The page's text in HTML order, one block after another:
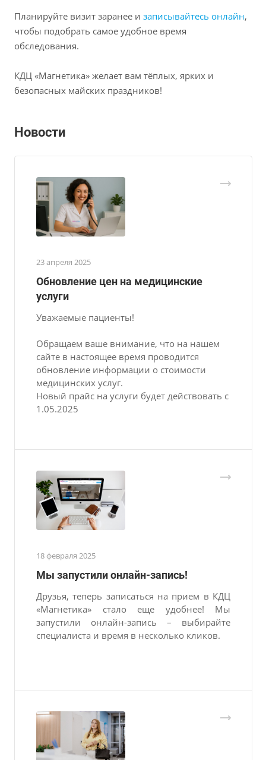
Планируйте визит заранее и записывайтесь онлайн,
чтобы подобрать самое удобное время
обследования.
КДЦ «Магнетика» желает вам тёплых, ярких и
безопасных майских праздников!
Новости
23 апреля 2025
Обновление цен на медицинские
услуги
Уважаемые пациенты!
Обращаем ваше внимание, что на нашем
сайте в настоящее время проводится
обновление информации о стоимости
медицинских услуг.
Новый прайс на услуги будет действовать с
1.05.2025
18 февраля 2025
Мы запустили онлайн-запись!
Друзья, теперь записаться на прием в КДЦ
«Магнетика» стало еще удобнее! Мы
запустили онлайн-запись – выбирайте
специалиста и время в несколько кликов.